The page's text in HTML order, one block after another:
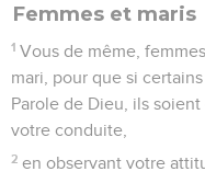
Femmes et maris
1 Vous de même,
mari, pour que si
Parole de Dieu, ils
votre conduite,
2 en observant votre